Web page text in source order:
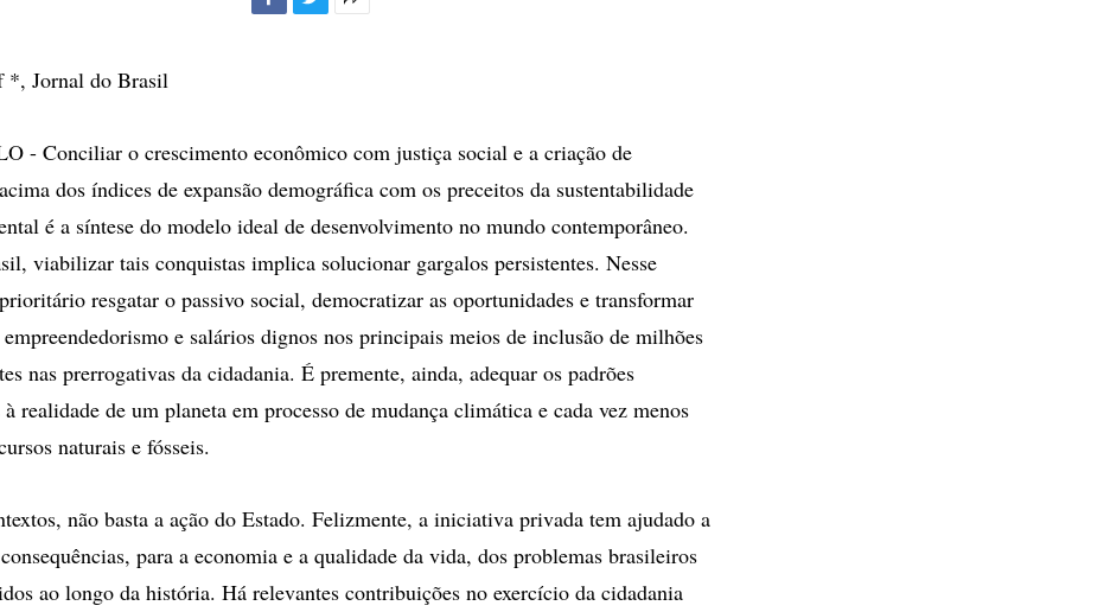
*, Jornal do Brasil
- Conciliar o crescimento econômico com justiça social e a criação de
dos índices de expansão demográfica com os preceitos da sustentabilidade
é a síntese do modelo ideal de desenvolvimento no mundo contemporâneo.
viabilizar tais conquistas implica solucionar gargalos persistentes. Nesse
resgatar o passivo social, democratizar as oportunidades e transformar
e salários dignos nos principais meios de inclusão de milhões
nas prerrogativas da cidadania. É premente, ainda, adequar os padrões
realidade de um planeta em processo de mudança climática e cada vez menos
naturais e fósseis.
não basta a ação do Estado. Felizmente, a iniciativa privada tem ajudado a
para a economia e a qualidade da vida, dos problemas brasileiros
ao longo da história. Há relevantes contribuições no exercício da cidadania